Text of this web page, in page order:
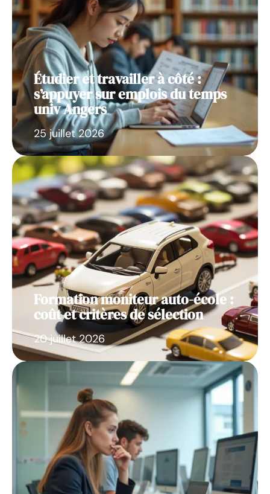
Étudier et travailler à côté :
s’appuyer sur emplois du temps
univ Angers
25 juillet 2026
Formation moniteur auto-école :
coût et critères de sélection
20 juillet 2026